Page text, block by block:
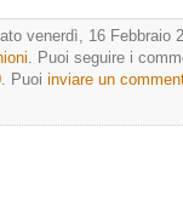
venerdì, 16 Febbraio
. Puoi seguire i
. Puoi inviare un